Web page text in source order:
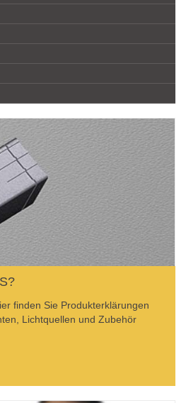
finden Sie Produkterklärungen
Lichtquellen und Zubehör